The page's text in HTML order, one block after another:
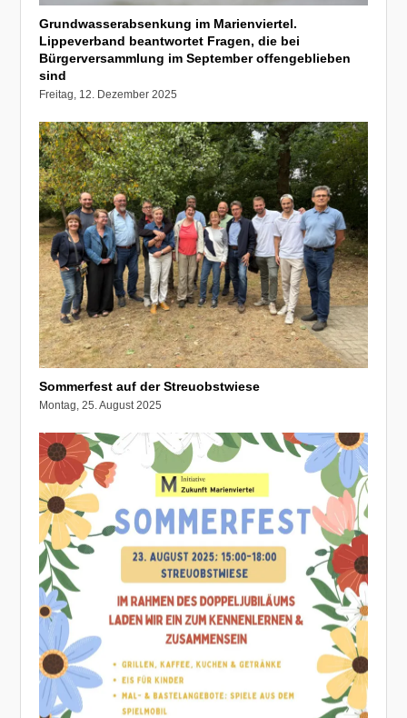
Grundwasserabsenkung im Marienviertel.
Lippeverband beantwortet Fragen, die bei
Bürgerversammlung im September offengeblieben
sind
Freitag, 12. Dezember 2025
Sommerfest auf der Streuobstwiese
Montag, 25. August 2025